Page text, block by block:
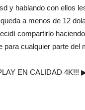
y hablando con ellos
a menos de 12
compartirlo
para cualquier parte del
EN CALIDAD 4K!!!